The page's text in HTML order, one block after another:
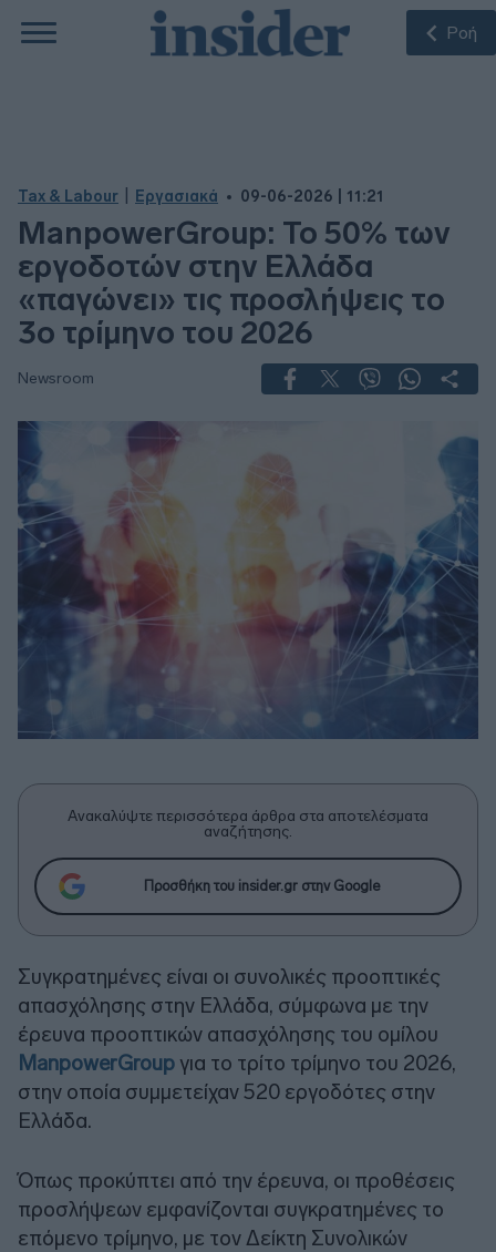
Ροή
Tax & Labour Εργασιακά 09-06-2026 | 11:21
ManpowerGroup: Το 50% των
εργοδοτών στην Ελλάδα
«παγώνει» τις προσλήψεις το
3ο τρίμηνο του 2026
Newsroom
Ανακαλύψτε περισσότερα άρθρα στα αποτελέσματα
αναζήτησης.
Προσθήκη του insider.gr στην Google
Συγκρατημένες είναι οι συνολικές προοπτικές
απασχόλησης στην Ελλάδα, σύμφωνα με την
έρευνα προοπτικών απασχόλησης του ομίλου
ManpowerGroup για το τρίτο τρίμηνο του 2026,
στην οποία συμμετείχαν 520 εργοδότες στην
Ελλάδα.
Όπως προκύπτει από την έρευνα, οι προθέσεις
προσλήψεων εμφανίζονται συγκρατημένες το
επόμενο τρίμηνο, με τον Δείκτη Συνολικών